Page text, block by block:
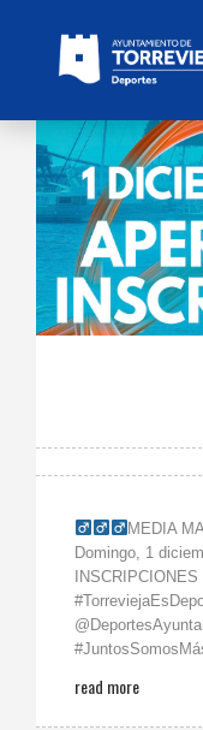
MEDIA
Domingo, 1
INSCRIPCIONES ‍
read more